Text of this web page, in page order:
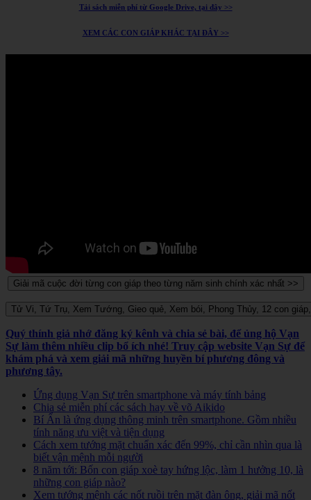
Tải sách miễn phí từ Google Drive, tại đây >>
XEM CÁC CON GIÁP KHÁC TẠI ĐÂY >>
Quý thính giả nhớ đăng ký kênh và chia sẻ bài, để ủng hộ Vạn
Sự làm thêm nhiều clip bổ ích nhé! Truy cập website Vạn Sự để
khám phá và xem giải mã những huyền bí phương đông và
phương tây.
Ứng dụng Vạn Sự trên smartphone và máy tính bảng
Chia sẻ miễn phí các sách hay về võ Aikido
Bí Ẩn là ứng dụng thông minh trên smartphone. Gồm nhiều
tính năng ưu việt và tiện dụng
Cách xem tướng mặt chuẩn xác đến 99%, chỉ cần nhìn qua là
biết vận mệnh mỗi người
8 năm tới: Bốn con giáp xoè tay hứng lộc, làm 1 hưởng 10, là
những con giáp nào?
Xem tướng mệnh các nốt ruồi trên mặt đàn ông, giải mã nốt